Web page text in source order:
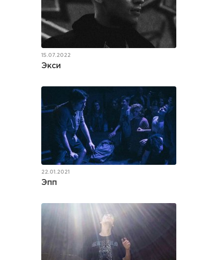
15.07.2022
Экси
22.01.2021
Эпп